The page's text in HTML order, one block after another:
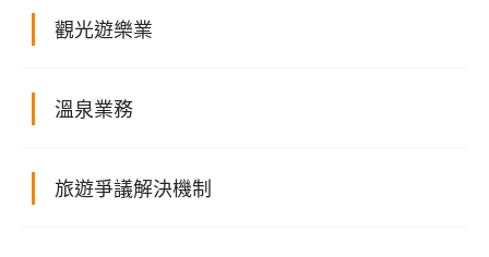
觀光遊樂業
溫泉業務
旅遊爭議解決機制